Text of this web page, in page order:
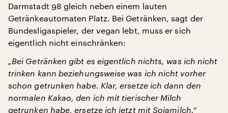
Darmstadt 98 gleich neben einem lauten
Getränkeautomaten Platz. Bei Getränken, sagt der
Bundesligaspieler, der vegan lebt, muss er sich
eigentlich nicht einschränken:
„Bei Getränken gibt es eigentlich nichts, was ich nicht
trinken kann beziehungsweise was ich nicht vorher
schon getrunken habe. Klar, ersetze ich dann den
normalen Kakao, den ich mit tierischer Milch
getrunken habe, ersetze ich jetzt mit Sojamilch.“